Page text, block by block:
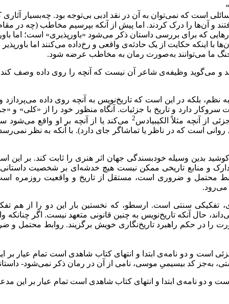
است که نمی‌توان به آن در نقد ادبی بی‌توجه بود. چه‌بسیار
و آن‌ها را درک کردند. اما پیش از آنکه بپرسیم مخاطب (چه در
که برای بررسی داستان ذکر می‌شود «باورپذیری» است؛ اما
با اینکه حکایت از یک حادثه‌ی واقعی و رخ‌داده می‌کنند اما
ما می‌توانند به‌صورت رمان به مخاطب عرضه شود.
می‌گوید وظیفه‌ی شاعر آن نیست که آنچه را روی داده وصف کند،
نظم، بلکه در این است که تاریخ‌نویس به آنچه روی داده
سروکار دارد و تاریخ با جزئیات. آنگاه منظور خود را از «کلی»
از آنچه مثلاً الکیبیادس2 می‌کند یا از آنچه بر او واقع
است که در ناظر یا تماشاگر جای دارد). با آنکه به نظر
بدین وسیله خودبسندگی جهان اثر هنری را ثابت کند. بر
و منابع تاریخی ممکن نیست هیچ‌ خدشه‌ای بر شخصیت داستانی
محتمل و ضروری است، مستقل از تاریخ و واقعیت روزمره
می‌رود.
سنتی است. ارسطو، که نخستین بار این دو را از هم
حال آنکه تاریخ‌نویس به چنین قانونی متعهد نیست. اگر چنانکه
را در حکم راهبرد تاریخ‌نگاری خویش برگزیند. روابط محتمل
است و دو نامه‌ی ابتدا و انتهای کتاب شاهدی است تمام عیار بر
به‌جز کد بیسیمیِ موسی، نامی از آن در رمان ذکر نمی‌شود-
دو نامه‌ی ابتدا و انتهای کتاب شاهدی است تمام عیار بر این